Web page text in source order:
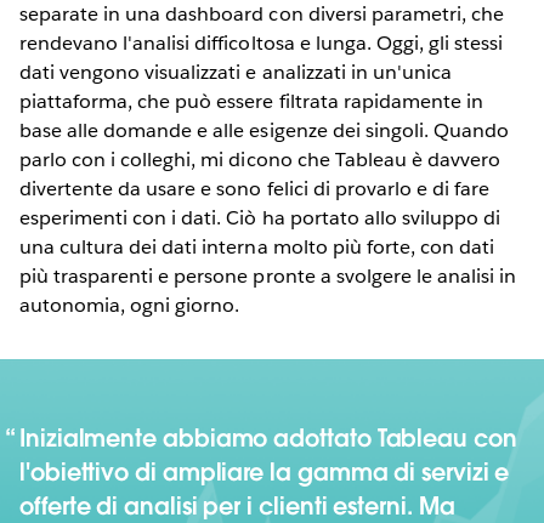
separate in una dashboard con diversi parametri, che
rendevano l'analisi difficoltosa e lunga. Oggi, gli stessi
dati vengono visualizzati e analizzati in un'unica
piattaforma, che può essere filtrata rapidamente in
base alle domande e alle esigenze dei singoli. Quando
parlo con i colleghi, mi dicono che Tableau è davvero
divertente da usare e sono felici di provarlo e di fare
esperimenti con i dati. Ciò ha portato allo sviluppo di
una cultura dei dati interna molto più forte, con dati
più trasparenti e persone pronte a svolgere le analisi in
autonomia, ogni giorno.
Inizialmente abbiamo adottato Tableau con
l'obiettivo di ampliare la gamma di servizi e
offerte di analisi per i clienti esterni. Ma